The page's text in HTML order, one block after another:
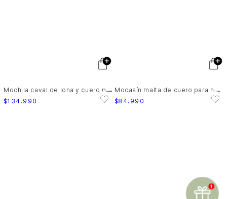
M
ochila caval de lona y cuero para hombre confort
$134 .990
M
ocasín malta de cuero para hombre resorte al talón
$84. 990